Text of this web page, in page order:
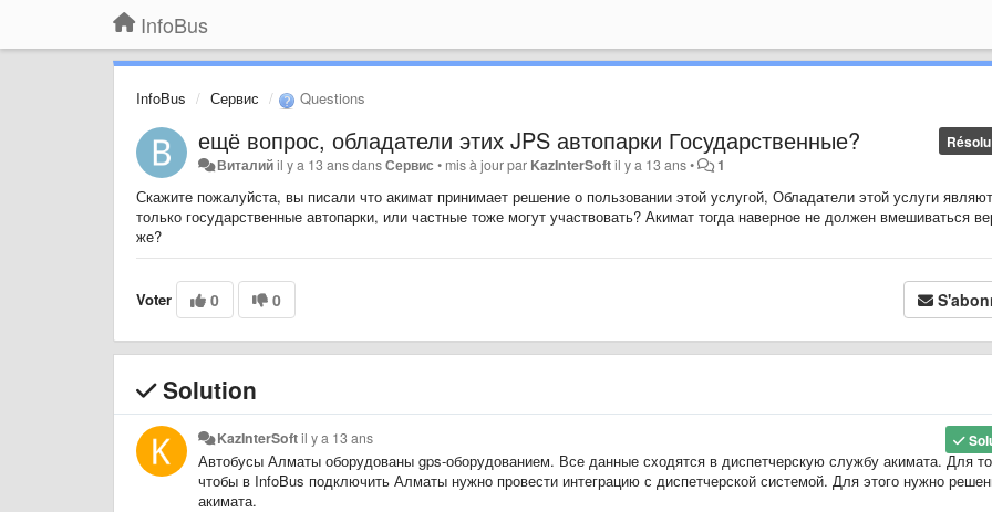
InfoBus
InfoBus Сервис Questions
Résolu
ещё вопрос, обладатели этих JPS автопарки Государственные?
Виталийil y a 13 ansdansСервис • mis à jour par KazInterSoftil y a 13 ans• 1
Скажите пожалуйста, вы писали что акимат принимает решение о пользовании этой услугой, Обладатели этой услуги
только государственные автопарки, или частные тоже могут участвовать? Акимат тогда наверное не должен вмешиваться
же?
Voter 0 0
Solution
KazInterSoftil y a 13 ans
Автобусы Алматы оборудованы gps-оборудованием. Все данные сходятся в диспетчерскую службу акимата. Для
чтобы в InfoBus подключить Алматы нужно провести интеграцию с диспетчерской системой. Для этого нужно
акимата.